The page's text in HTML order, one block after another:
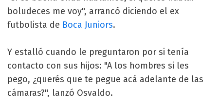
boludeces me voy", arrancó diciendo el ex
futbolista de Boca Juniors.
Y estalló cuando le preguntaron por si tenía
contacto con sus hijos: "A los hombres si les
pego, ¿querés que te pegue acá adelante de las
cámaras?", lanzó Osvaldo.